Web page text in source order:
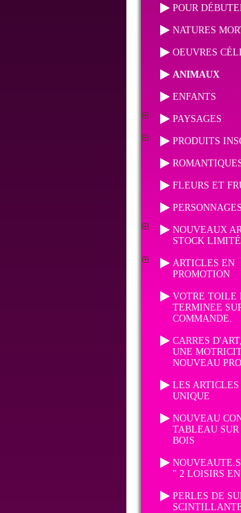
POUR
NATURES
OEUVRES
ANIMAUX
ENFANTS
PAYSAGES
PRODUITS
FLEURS ET
PERSONNAGES
NOUVEAUX
STOCK LIMITÉ
ARTICLES EN
PROMOTION
VOTRE TOILE
TERMINEE
COMMANDE.
CARRES
UNE
NOUVEAU
LES ARTICLES
UNIQUE
NOUVEAU
TABLEAU SUR
BOIS
" 2 LOISIRS
PERLES DE